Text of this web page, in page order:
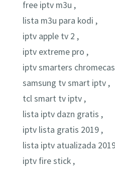
free iptv m3u ,
lista m3u para kodi ,
iptv apple tv 2 ,
iptv extreme pro ,
iptv smarters
samsung tv smart iptv ,
tcl smart tv iptv ,
lista iptv dazn gratis ,
iptv lista gratis 2019 ,
lista iptv atualizada
iptv fire stick ,